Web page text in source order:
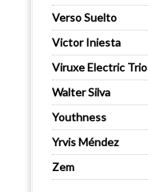
Verso Suelto
Victor Iniesta
Viruxe Electric Trio
Walter Silva
Youthness
Yrvis Méndez
Zem